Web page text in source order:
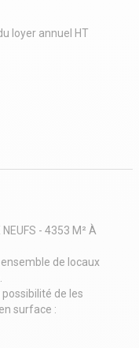
loyer annuel HT
- 4353 M² À
de locaux
de les
surface :